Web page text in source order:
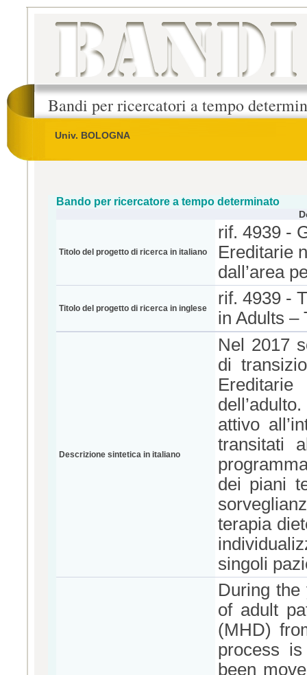
Bandi per ricercatori a tempo
Univ. BOLOGNA
Bando per ricercatore a tempo determinato
Titolo del progetto di ricerca in italiano
rif. 4939 -
Ereditarie
dall’area
Titolo del progetto di ricerca in inglese
rif. 4939 -
in Adults –
Descrizione sintetica in italiano
Nel 2017
di
attivo
transitati
dei piani
terapia
singoli
During
of adult
(MHD)
process
been